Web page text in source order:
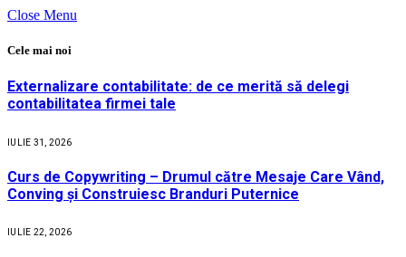
Close Menu
Cele mai noi
Externalizare contabilitate: de ce merită să delegi
contabilitatea firmei tale
IULIE 31, 2026
Curs de Copywriting – Drumul către Mesaje Care Vând,
Conving și Construiesc Branduri Puternice
IULIE 22, 2026